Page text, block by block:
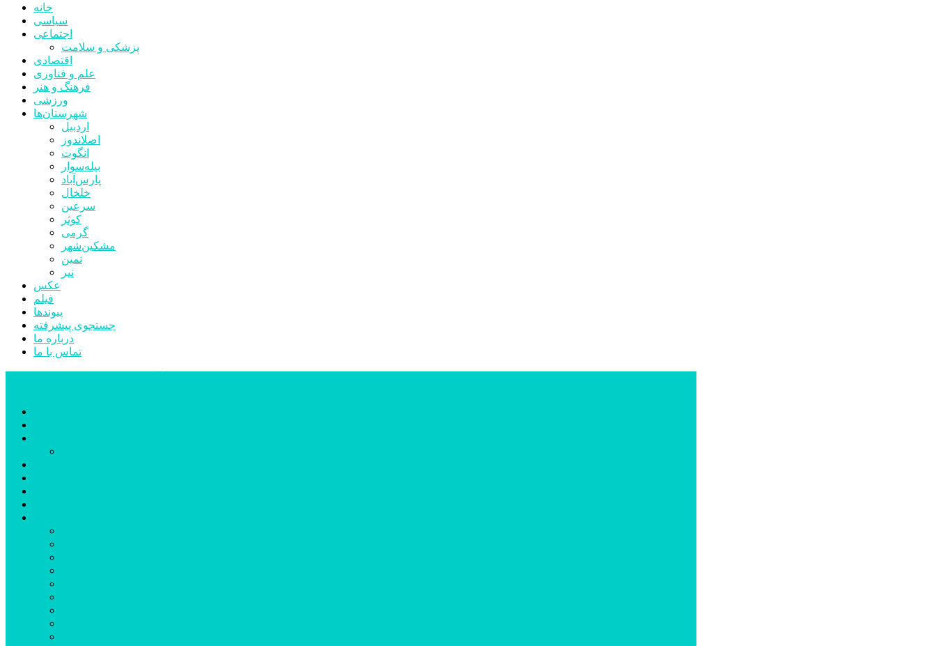
خانه
سیاسی
اجتماعی
پزشکی و سلامت
اقتصادی
علم و فناوری
فرهنگ و هنر
ورزشی
شهرستان‌ها
اردبیل
اصلاندوز
انگوت
بیله‌سوار
پارس‌آباد
خلخال
سرعین
کوثر
گرمی
مشکین‌شهر
نمین
نیر
عکس
فیلم
پیوندها
جستجوی پیشرفته
درباره ما
تماس با ما